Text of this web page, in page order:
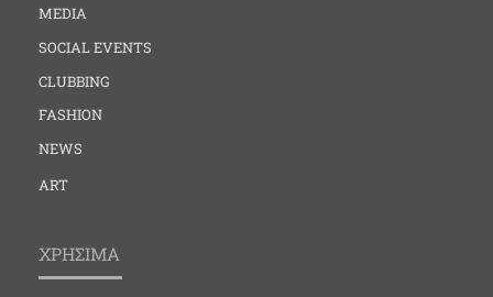
MEDIA
SOCIAL EVENTS
CLUBBING
FASHION
NEWS
ART
ΧΡΗΣΙΜΑ